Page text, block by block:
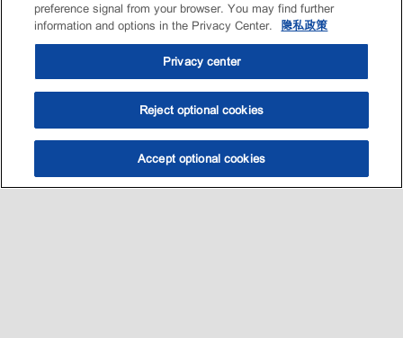
选油助手 查找门店
preference signal from your browser. You may find further
information and options in the Privacy Center.
隐私政策
Privacy center
Reject optional cookies
Accept optional cookies